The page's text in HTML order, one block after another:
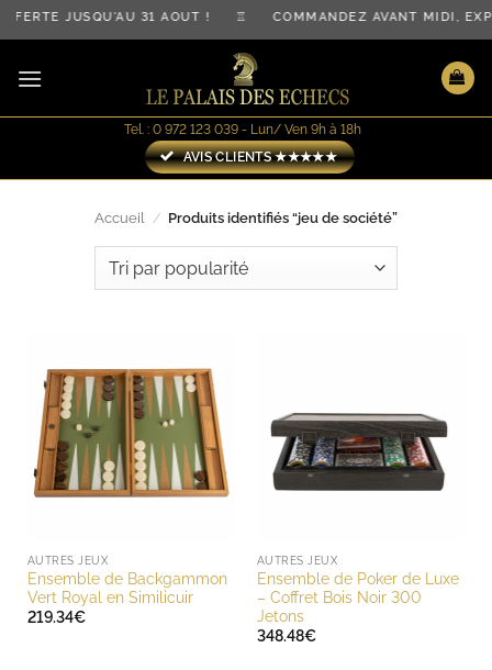
Passer
au
contenu
JUSQU'AU 31 AOÛT ! ♖ COMMANDEZ AVANT MIDI,
Tel. : 0 972 123 039 - Lun/ Ven 9h à 18h
AVIS CLIENTS ★★★★★
Accueil / Produits identifiés “jeu de société”
AUTRES JEUX
Ensemble de Backgammon
Vert Royal en Similicuir
219.34€
AUTRES JEUX
Ensemble de Poker de Luxe
– Coffret Bois Noir 300
Jetons
348.48€